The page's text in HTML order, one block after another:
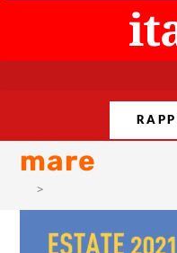
mare
>